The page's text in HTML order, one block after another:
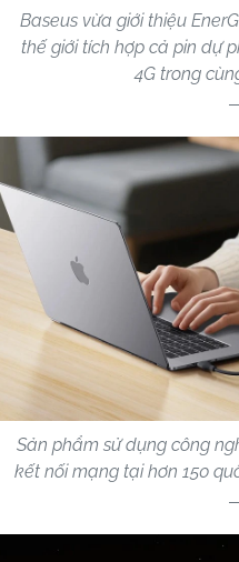
Baseus vừa giới thiệu
thế giới tích hợp cả pin dự
4G trong
Sản phẩm sử dụng công
kết nối mạng tại hơn 150